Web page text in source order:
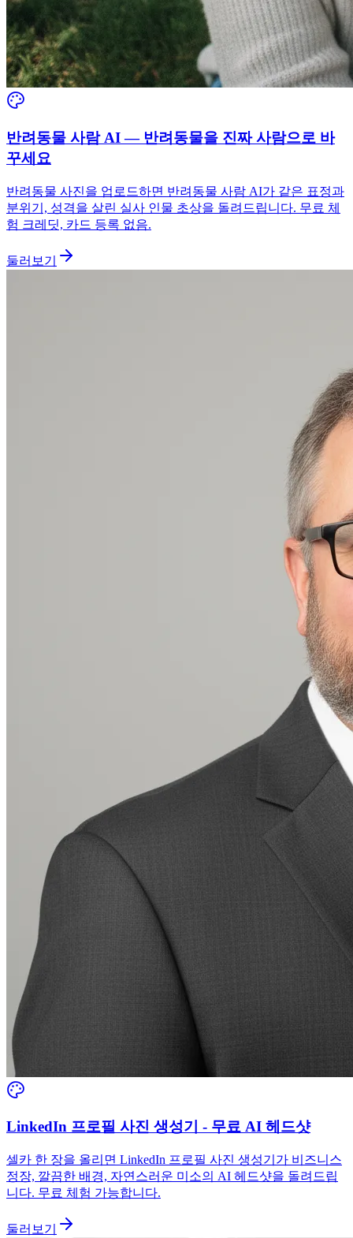
반려동물 사람 AI — 반려동물을 진짜 사람으로 바
꾸세요
반려동물 사진을 업로드하면 반려동물 사람 AI가 같은 표정과
분위기, 성격을 살린 실사 인물 초상을 돌려드립니다. 무료 체
험 크레딧, 카드 등록 없음.
둘러보기
LinkedIn 프로필 사진 생성기 - 무료 AI 헤드샷
셀카 한 장을 올리면 LinkedIn 프로필 사진 생성기가 비즈니스
정장, 깔끔한 배경, 자연스러운 미소의 AI 헤드샷을 돌려드립
니다. 무료 체험 가능합니다.
둘러보기